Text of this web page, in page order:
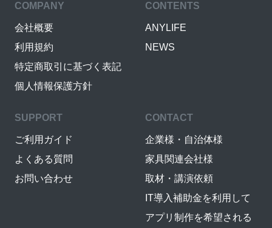
COMPANY
会社概要
利用規約
特定商取引に基づく表記
個人情報保護方針
CONTENTS
ANYLIFE
NEWS
SUPPORT
ご利用ガイド
よくある質問
お問い合わせ
CONTACT
企業様・自治体様
家具関連会社様
取材・講演依頼
IT導入補助金を利用して
アプリ制作を希望される